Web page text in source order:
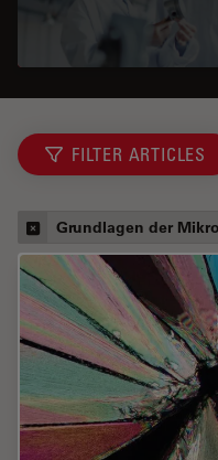
FILTER ARTICLES
Grundlagen der